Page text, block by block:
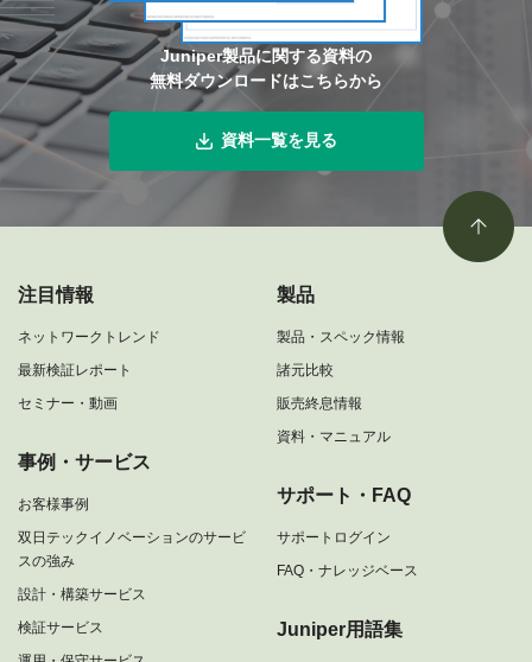
Juniper製品に関する資料の
無料ダウンロードはこちらから
資料一覧を見る
注目情報
ネットワークトレンド
最新検証レポート
セミナー・動画
事例・サービス
お客様事例
双日テックイノベーションのサービ
スの強み
設計・構築サービス
検証サービス
製品
製品・スペック情報
諸元比較
販売終息情報
資料・マニュアル
サポート・FAQ
サポートログイン
FAQ・ナレッジベース
Juniper用語集